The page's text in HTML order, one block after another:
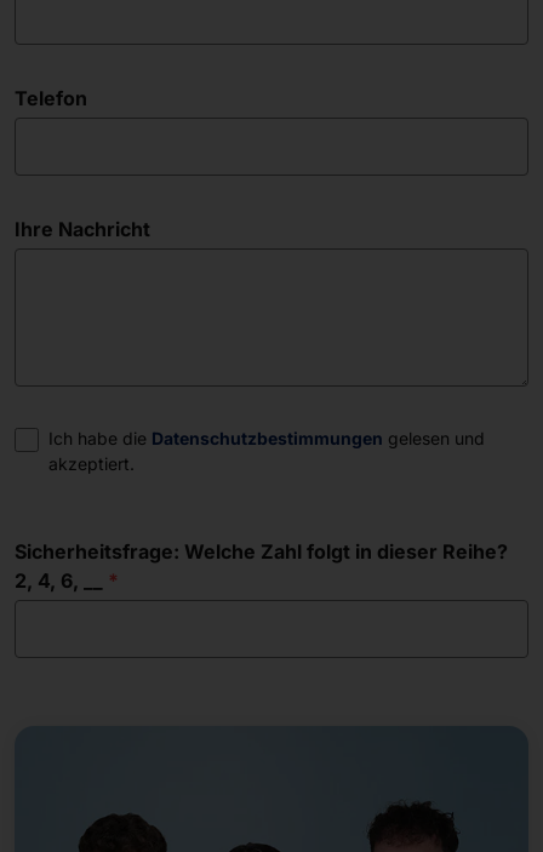
Telefon
Ihre Nachricht
Einwilligung
Ich habe die Datenschutzbestimmungen gelesen und
akzeptiert.
Sicherheitsfrage: Welche Zahl folgt in dieser Reihe?
2, 4, 6, __